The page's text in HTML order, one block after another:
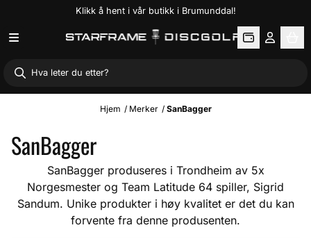
Hopp til innholdKlikk å hent i vår butikk i Brumunddal!
Hjem / Merker / SanBagger
SanBagger
SanBagger produseres i Trondheim av 5x
Norgesmester og Team Latitude 64 spiller, Sigrid
Sandum. Unike produkter i høy kvalitet er det du kan
forvente fra denne produsenten.